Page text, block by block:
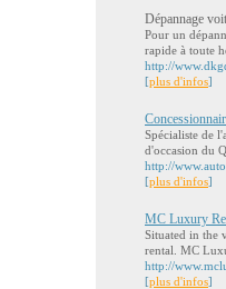
Dépannage
Pour un
rapide à toute
http://
[plus d'infos]
Spécialiste de
d'occasion du
http://
[plus d'infos]
MC Luxury
Situated in the
rental. MC
http://
[plus d'infos]